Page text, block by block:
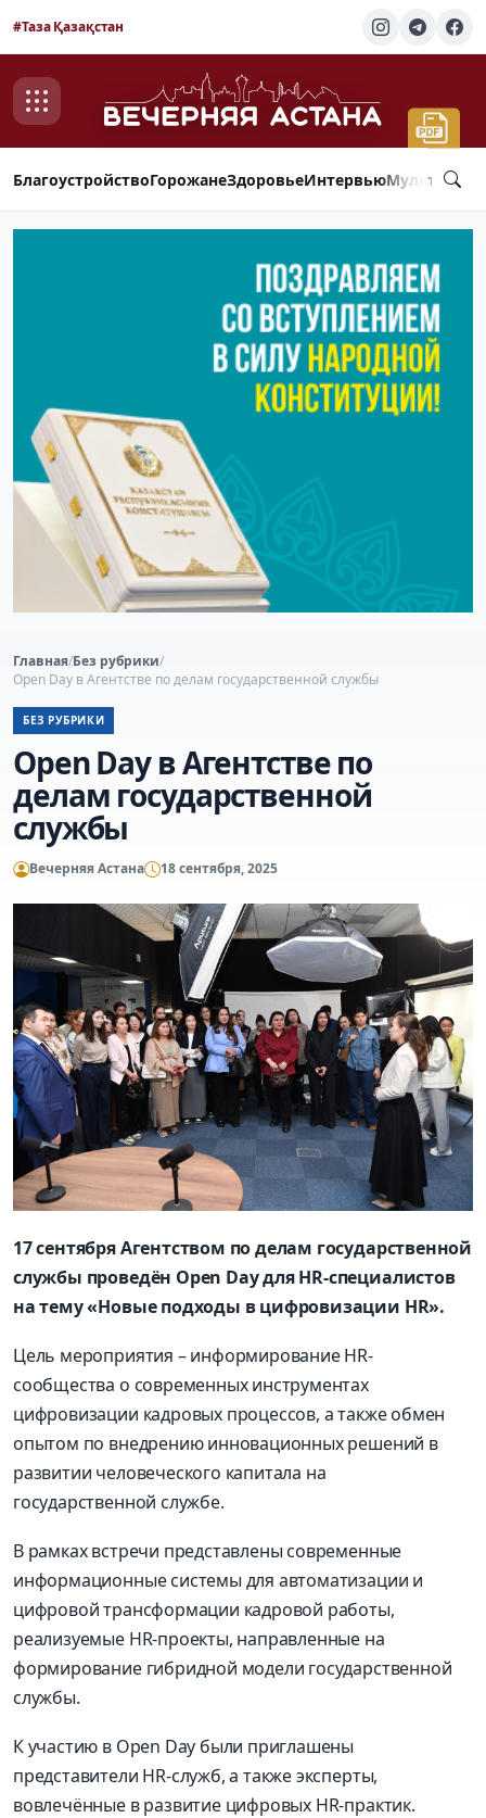
#Таза Қазақстан
БлагоустройствоГорожанеЗдоровьеИнтервью
Главная/Без рубрики/
Open Day в Агентстве по делам государственной службы
БЕЗ РУБРИКИ
Open Day в Агентстве по
делам государственной
службы
Вечерняя Астана 18 сентября, 2025
17 сентября Агентством по делам государственной
службы проведён Open Day для HR-специалистов
на тему «Новые подходы в цифровизации HR».
Цель мероприятия – информирование HR-
сообщества о современных инструментах
цифровизации кадровых процессов, а также обмен
опытом по внедрению инновационных решений в
развитии человеческого капитала на
государственной службе.
В рамках встречи представлены современные
информационные системы для автоматизации и
цифровой трансформации кадровой работы,
реализуемые HR-проекты, направленные на
формирование гибридной модели государственной
службы.
К участию в Open Day были приглашены
представители HR-служб, а также эксперты,
вовлечённые в развитие цифровых HR-практик.